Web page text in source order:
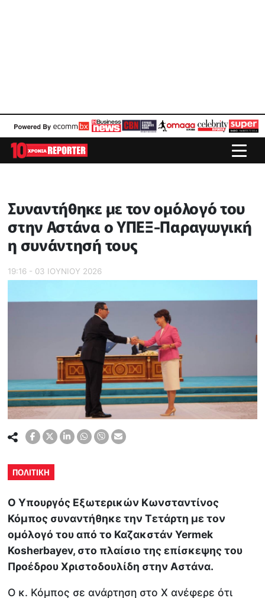
Συναντήθηκε με τον ομόλογό του
στην Αστάνα ο ΥΠΕΞ-Παραγωγική
η συνάντησή τους
19:16 - 03 ΙΟΥΝΙΟΥ 2026
ΠΟΛΙΤΙΚΗ
Ο Υπουργός Εξωτερικών Κωνσταντίνος
Κόμπος συναντήθηκε την Τετάρτη με τον
ομόλογό του από το Καζακστάν Yermek
Kosherbayev, στο πλαίσιο της επίσκεψης του
Προέδρου Χριστοδουλίδη στην Αστάνα.
Ο κ. Κόμπος σε ανάρτηση στο Χ ανέφερε ότι